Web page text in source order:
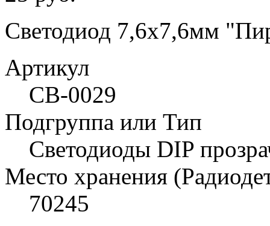
Светодиод 7,6х7,6мм
Артикул
СВ-0029
Подгруппа или Тип
Светодиоды DIP
Место хранения
70245